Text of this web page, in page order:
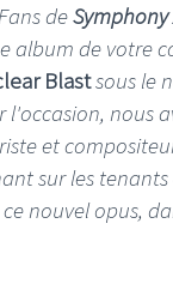
deSymphony
album de votre
Blastsous le
l'occasion, nous
et
sur les tenants
nouvel opus,